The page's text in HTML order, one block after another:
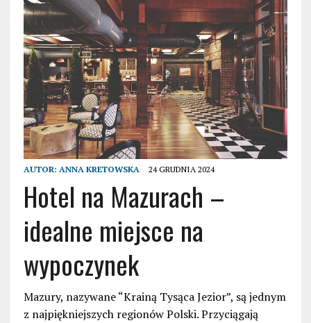
AUTOR: ANNA KRETOWSKA 24 GRUDNIA 2024
Hotel na Mazurach –
idealne miejsce na
wypoczynek
Mazury, nazywane “Krainą Tysąca Jezior”, są jednym
z najpiękniejszych regionów Polski. Przyciągają